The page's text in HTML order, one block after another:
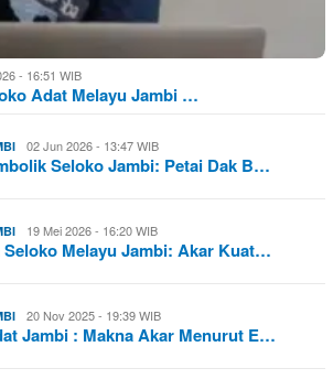
- 16:51 WIB
Adat Melayu Jambi …
02 Jun 2026 - 13:47 WIB
Seloko Jambi: Petai Dak B…
19 Mei 2026 - 16:20 WIB
Seloko Melayu Jambi: Akar Kuat…
20 Nov 2025 - 19:39 WIB
Jambi : Makna Akar Menurut E…